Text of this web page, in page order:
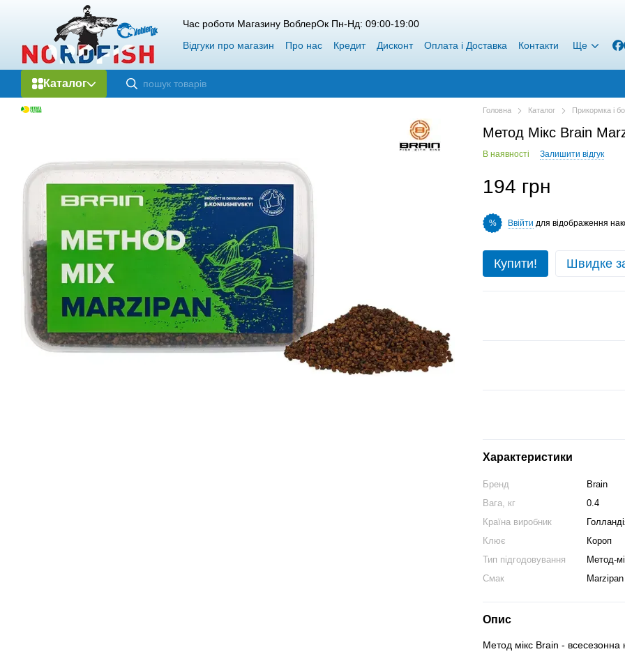
Перейти до основного контенту
Час роботи Магазину ВоблерОк Пн-Нд: 09:00-19:00
Відгуки про магазин
Про нас Кредит Дисконт Оплата і Доставка Контакти Ще
Каталог
Головна Каталог Прикормка і
Метод Мікс Brain
В наявності Залишити відгук
194 грн
% Ввійти для відображення
Купити! Швидке
Характеристики
Бренд
Brain
Вага, кг
0.4
Країна виробник
Клює
Короп
Тип підгодовування
Метод-
Смак
Marzipan
Опис
Метод мікс Brain -